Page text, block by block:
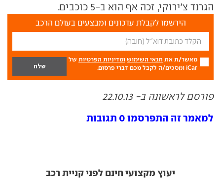
הגרנד צ'ירוקי, זכה אף הוא ב-5 כוכבים.
הירשמו לקבלת עדכונים ומבצעים בעולם הרכב
מאשר/ת את תנאי השימוש ומדיניות הפרטיות של
iCar ומסכים/ה לקבל מכם דברי פרסום.
פורסם לראשונה ב- 22.10.13
למאמר זה התפרסמו 0 תגובות
יעוץ מקצועי חינם לפני קניית רכב